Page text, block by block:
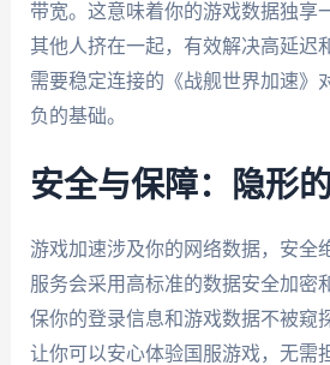
带宽。这意味着你的游戏数据独享
其他人挤在一起，有效解决高延迟
需要稳定连接的《战舰世界加速》
负的基础。
安全与保障：隐形
游戏加速涉及你的网络数据，安全
服务会采用高标准的数据安全加密
保你的登录信息和游戏数据不被窥
让你可以安心体验国服游戏，无需